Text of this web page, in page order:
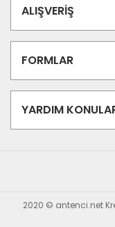
ALIŞVERİŞ
FORMLAR
YARDIM
2020 © antenci.net